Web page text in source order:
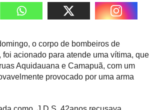
o corpo de bombeiros de
acionado para atende uma vítima, que
Aquidauana e Camapuã, com um
provocado por uma arma